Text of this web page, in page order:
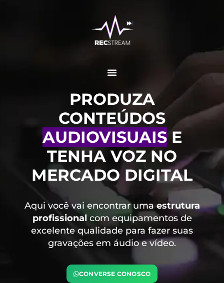
PRODUZA
CONTEÚDOS
AUDIOVISUAISE
TENHA VOZ NO
MERCADO DIGITAL
Aqui você vai encontrar uma estrutura
profissional com equipamentos de
excelente qualidade para fazer suas
gravações em áudio e vídeo.
CONVERSE CONOSCO